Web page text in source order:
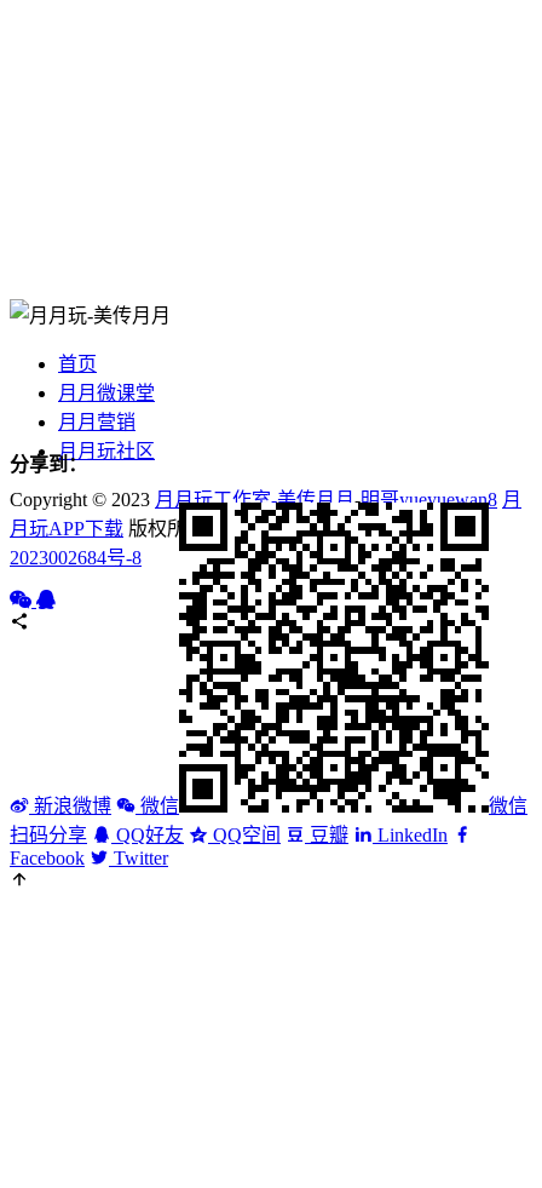
首页
月月微课堂
月月营销
月月玩社区
Copyright © 2023 月月玩工作室-美传月月-明哥yueyuewan8 月
月玩APP下载 版权所有 Powered by互动美传鄂ICP备
2023002684号-8
分享到：
新浪微博 微信
微信
扫码分享
QQ好友 QQ空间 豆瓣
LinkedIn
Facebook
Twitter